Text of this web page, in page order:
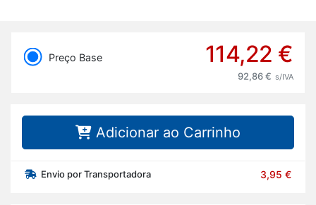
Preço Base 114,22 €
92,86 € s/IVA
Adicionar ao Carrinho
Envio por Transportadora 3,95 €